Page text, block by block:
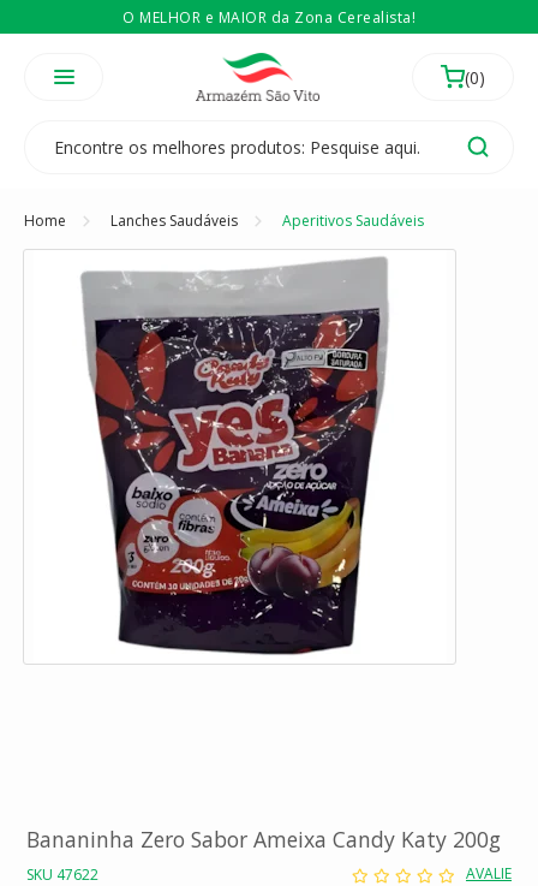
O MELHOR e MAIOR da Zona Cerealista!
Temos 3 lojas físicas na Zona Cerealista de São Paulo!
É revendedor? EntãoCompre no atacado
Home Lanches Saudáveis Aperitivos Saudáveis
Bananinha Zero Sabor Ameixa Candy Katy 200g
SKU 47622 AVALIE